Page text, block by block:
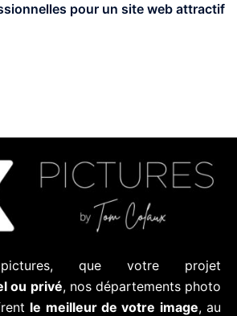
pour un site web attractif
que votre projet
ou privé, nos départements photo
le meilleur de votre image, au